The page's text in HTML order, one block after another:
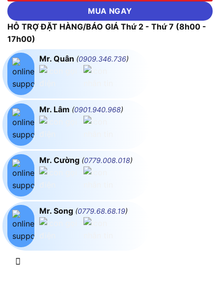
MUA NGAY
HỖ TRỢ ĐẶT HÀNG/BÁO GIÁ Thứ 2 - Thứ 7 (8h00 -
17h00)
Mr. Quân (0909.346.736)
Mr. Lâm (0901.940.968)
Mr. Cường (0779.008.018)
Mr. Song (0779.68.68.19)